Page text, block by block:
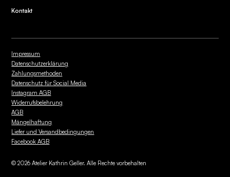
Kontakt
Impressum
Datenschutzerklärung
Zahlungsmethoden
Datenschutz für Social Media
Instagram AGB
Widerrufsbelehrung
AGB
Mängelhaftung
Liefer und Versandbedingungen
Facebook AGB
©2026 Atelier Kathrin Geller. Alle Rechte vorbehalten